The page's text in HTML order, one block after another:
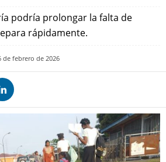
podría prolongar la falta de
rápidamente.
de febrero de 2026